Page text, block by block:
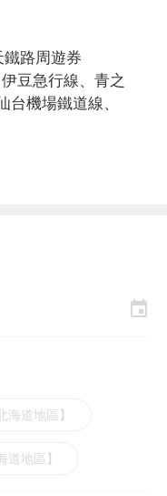
路周遊券
豆急行線、青之
機場鐵道線、
event
海道地區】
道地區】